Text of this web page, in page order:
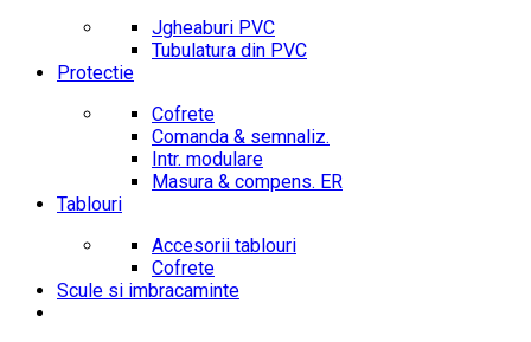
Jgheaburi PVC
Tubulatura din PVC
Protectie
Cofrete
Comanda & semnaliz.
Intr. modulare
Masura & compens. ER
Tablouri
Accesorii tablouri
Cofrete
Scule si imbracaminte